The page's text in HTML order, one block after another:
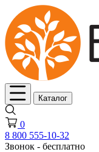
Каталог
0
8 800 555-10-32
Звонок - бесплатно